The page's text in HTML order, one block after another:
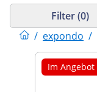
/ expondo /
Filter (0)
Im Angebot